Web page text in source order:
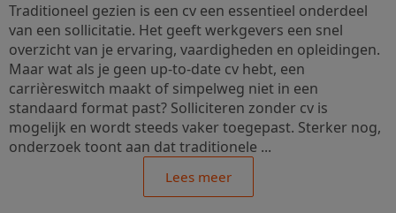
Traditioneel gezien is een cv een essentieel onderdeel
van een sollicitatie. Het geeft werkgevers een snel
overzicht van je ervaring, vaardigheden en opleidingen.
Maar wat als je geen up-to-date cv hebt, een
carrièreswitch maakt of simpelweg niet in een
standaard format past? Solliciteren zonder cv is
mogelijk en wordt steeds vaker toegepast. Sterker nog,
onderzoek toont aan dat traditionele ...
Lees meer